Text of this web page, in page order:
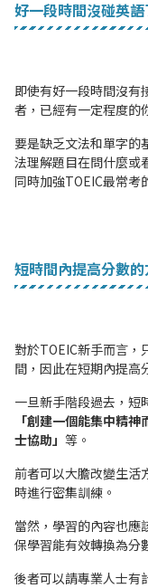
好一段時間沒碰英
即使有好一段時間沒有
者，已經有一定程度的
要是缺乏文法和單字的
法理解題目在問什麼或
同時加強TOEIC最常考
短時間內提高分數的
對於TOEIC新手而言，
間，因此在短期內提高
一旦新手階段過去，短
「創建一個能集中精
士協助」 等。
前者可以大膽改變生活
時進行密集訓練。
當然，學習的內容也應
保學習能有效轉換為分
後者可以請專業人士有